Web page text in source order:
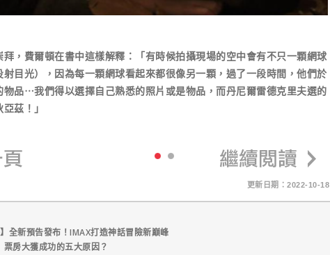
，費爾頓在書中這樣解釋：「有時候拍攝現場的空中會有不只一顆網球
射目光），因為每一顆網球看起來都很像另一顆，過了一段時間，他們於
物品⋯我們得以選擇自己熟悉的照片或是物品，而丹尼爾雷德克里夫選的
茲！」
更新日期：2022-10-18
全新預告發布！IMAX打造神話冒險新巔峰
票房大獲成功的五大原因？